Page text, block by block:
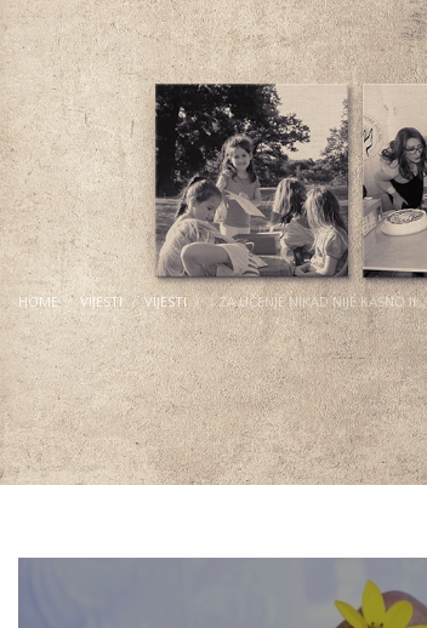
HOME VIJESTI VIJESTI „ ZA UČENJE NIKAD NIJE KASNO II „